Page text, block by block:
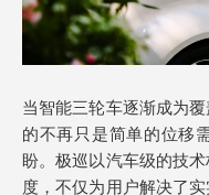
当智能三轮车逐渐成为
的不再只是简单的位移
盼。极巡以汽车级的技
度，不仅为用户解决了